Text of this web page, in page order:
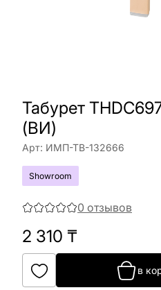
Табурет
(ВИ)
Арт: ИМП-ТВ-132666
Showroom
0 отзывов
2 310 ₸
в